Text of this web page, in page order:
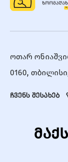
ოთარ
0160,
ჩვენს შესახებ